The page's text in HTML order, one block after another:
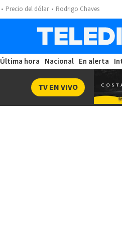
Precio del dólar Rodrigo Chaves
Última hora Nacional En alerta
TV EN VIVO